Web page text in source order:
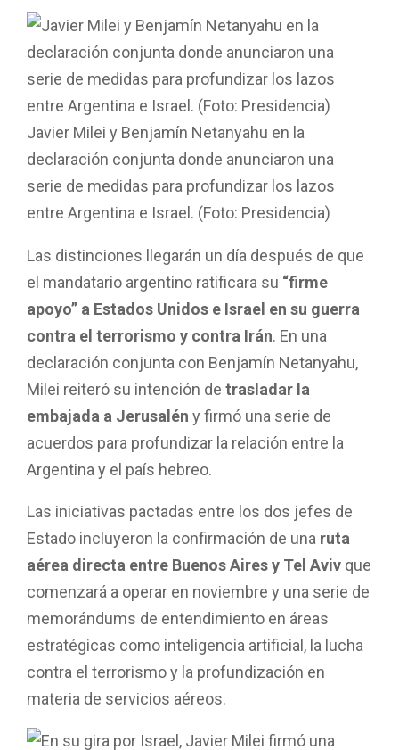
Javier Milei y Benjamín Netanyahu en la
declaración conjunta donde anunciaron una
serie de medidas para profundizar los lazos
entre Argentina e Israel. (Foto: Presidencia)
Las distinciones llegarán un día después de que
el mandatario argentino ratificara su
“firme
apoyo” a Estados Unidos e Israel en su guerra
contra el terrorismo y contra Irán. En una
declaración conjunta con Benjamín Netanyahu,
Milei reiteró su intención de trasladar la
embajada a Jerusalén y firmó una serie de
acuerdos para profundizar la relación entre la
Argentina y el país hebreo.
Las iniciativas pactadas entre los dos jefes de
Estado incluyeron la confirmación de una ruta
aérea directa entre Buenos Aires y Tel Aviv que
comenzará a operar en noviembre y una serie de
memorándums de entendimiento en áreas
estratégicas como inteligencia artificial, la lucha
contra el terrorismo y la profundización en
materia de servicios aéreos.